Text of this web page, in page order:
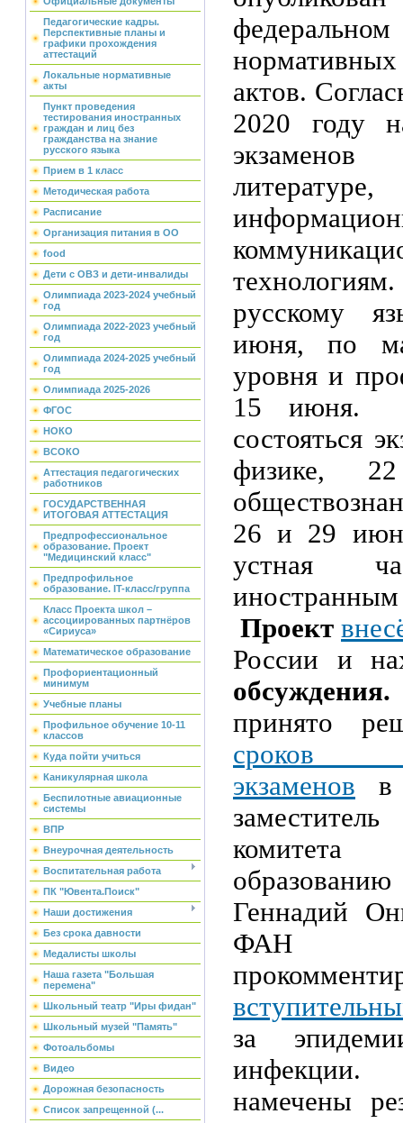
Педагогические кадры.
Перспективные планы и
графики прохождения
аттестаций
Локальные нормативные
акты
Пункт проведения
тестирования иностранных
граждан и лиц без
гражданства на знание
русского языка
Прием в 1 класс
Методическая работа
Расписание
Организация питания в ОО
food
Дети с ОВЗ и дети-инвалиды
Олимпиада 2023-2024 учебный
год
Олимпиада 2022-2023 учебный
год
Олимпиада 2024-2025 учебный
год
Олимпиада 2025-2026
ФГОС
НОКО
ВСОКО
Аттестация педагогических
работников
ГОСУДАРСТВЕННАЯ
ИТОГОВАЯ АТТЕСТАЦИЯ
Предпрофессиональное
образование. Проект
"Медицинский класс"
Предпрофильное
образование. IT-класс/группа
Класс Проекта школ –
ассоциированных партнёров
«Сириуса»
Математическое образование
Профориентационный
минимум
Учебные планы
Профильное обучение 10-11
классов
Куда пойти учиться
Каникулярная школа
Беспилотные авиационные
системы
ВПР
Внеурочная деятельность
Воспитательная работа
ПК "Ювента.Поиск"
Наши достижения
Без срока давности
Медалисты школы
Наша газета "Большая
перемена"
Школьный театр "Иры фидан"
Школьный музей "Память"
Фотоальбомы
Видео
Дорожная безопасность
Список запрещенной (...
актов.
2020 году
русскому
июня, по
уровня и
15
состояться
физике,
26 и 29
устная
Проект
России и
принято
сроков
экзаменов в
Геннадий
ФАН
за
намечены